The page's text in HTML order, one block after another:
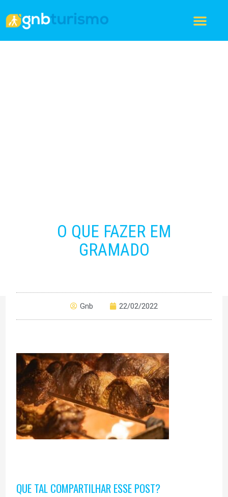
O QUE FAZER EM
GRAMADO
Gnb 22/02/2022
QUE TAL COMPARTILHAR ESSE POST?